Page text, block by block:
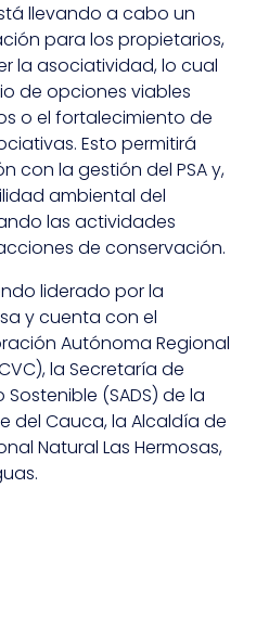
llevando a cabo un
para los propietarios,
la asociatividad, lo cual
de opciones viables
o el fortalecimiento de
Esto permitirá
con la gestión del PSA y,
ambiental del
las actividades
de conservación.
liderado por la
y cuenta con el
Autónoma Regional
la Secretaría de
(SADS) de la
del Cauca, la Alcaldía de
Natural Las Hermosas,